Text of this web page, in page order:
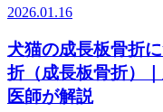
2026.01.16
犬猫の成長板骨折
折（成長板骨折）
医師が解説